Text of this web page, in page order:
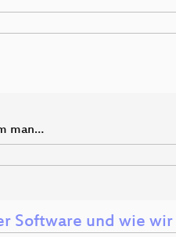
man…
Software und wie wir